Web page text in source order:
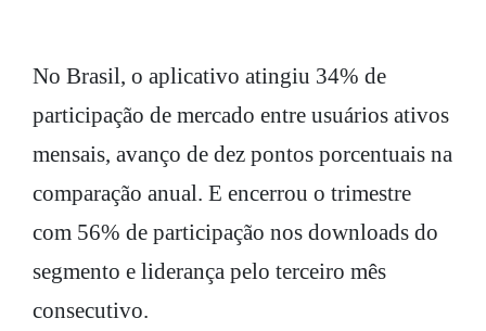
No Brasil, o aplicativo atingiu 34% de
participação de mercado entre usuários ativos
mensais, avanço de dez pontos porcentuais na
comparação anual. E encerrou o trimestre
com 56% de participação nos downloads do
segmento e liderança pelo terceiro mês
consecutivo.